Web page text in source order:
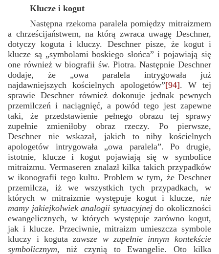
Klucze i kogut
Następna rzekoma paralela pomiędzy mitraizmem
a chrześcijaństwem, na którą zwraca uwagę Deschner,
dotyczy koguta i kluczy. Deschner pisze, że kogut i
klucze są „symbolami boskiego słońca” i pojawiają się
one również w biografii św. Piotra. Następnie Deschner
dodaje, że „owa paralela intrygowała już
najdawniejszych kościelnych apologetów”[94]. W tej
sprawie Deschner również dokonuje jednak pewnych
przemilczeń i naciągnięć, a powód tego jest zapewne
taki, że przedstawienie pełnego obrazu tej sprawy
zupełnie zmieniłoby obraz rzeczy. Po pierwsze,
Deschner nie wskazał, jakich to niby kościelnych
apologetów intrygowała „owa paralela”. Po drugie,
istotnie, klucze i kogut pojawiają się w symbolice
mitraizmu. Vermaseren znalazł kilka takich przypadków
w ikonografii tego kultu. Problem w tym, że Deschner
przemilcza, iż we wszystkich tych przypadkach, w
których w mitraizmie występuje kogut i klucze, nie
mamy jakiejkolwiek analogii sytuacyjnejdo okoliczności
ewangelicznych, w których występuje zarówno kogut,
jak i klucze. Przeciwnie, mitraizm umieszcza symbole
kluczy i kogutazawsze w zupełnie innym kontekście
symbolicznym, niż czynią to Ewangelie. Oto kilka